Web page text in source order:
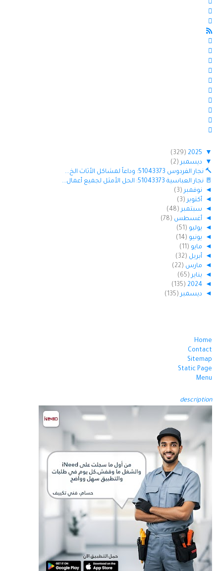
▼
2025
(329)
▼
ديسمبر (2)
🔨 نجار الفردوس 51043373: وداعاً لمشاكل الأثاث الخ...
🚪 نجار العباسية 51043373: الحل الأمثل لجميع أعمال...
◄ نوفمبر (3)
◄ أكتوبر (3)
◄ سبتمبر (48)
◄ أغسطس (78)
◄ يوليو (51)
◄ يونيو (14)
◄ مايو (11)
◄ أبريل (32)
◄ مارس (22)
◄ يناير (65)
◄
2024
(135)
◄ ديسمبر (135)
Home
Contact
Sitemap
Static Page
Menu
description